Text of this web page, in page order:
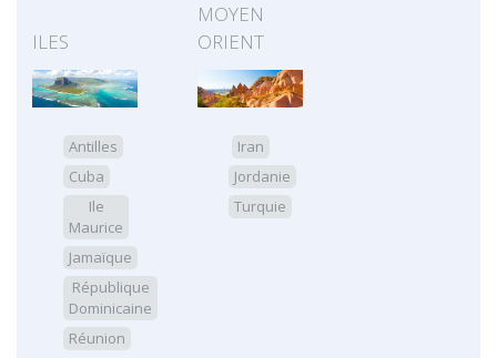
ILES
Antilles
Cuba
Ile
Maurice
Jamaïque
République
Dominicaine
Réunion
MOYEN
ORIENT
Iran
Jordanie
Turquie